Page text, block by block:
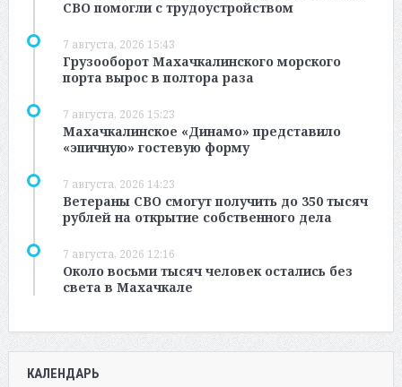
СВО помогли с трудоустройством
7 августа, 2026 15:43
Грузооборот Махачкалинского морского
порта вырос в полтора раза
7 августа, 2026 15:23
Махачкалинское «Динамо» представило
«эпичную» гостевую форму
7 августа, 2026 14:23
Ветераны СВО смогут получить до 350 тысяч
рублей на открытие собственного дела
7 августа, 2026 12:16
Около восьми тысяч человек остались без
света в Махачкале
КАЛЕНДАРЬ